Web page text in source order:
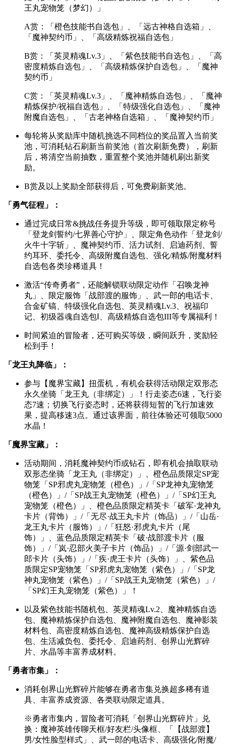
王丸宠物笼（梦幻）」
A赏：「橙色技能书自选包」、「远古神格自选箱」、
「魔神契约币」、「高级精炼祝福自选包」
B赏：「英灵精魂Lv.3」、「紫色技能书自选包」、「高
密度精炼自选包」、「高级精炼保护自选包」、「魔神
契约币」
C赏：「英灵精魂Lv.3」、「魔神精炼自选包」、「魔神
精炼保护/祝福自选包」、「特级强化自选包」、「魔神
附魔自选包」、「古老神格自选箱」、「魔神契约币」
每轮将从奖励库中随机挑选不同档位的奖品置入当前奖
池，可消耗钻石刷新当前奖池（首次刷新免费），刷新
后，将清空当前抽数，重置整个奖池并随机刷出新奖
励。
B赏及以上奖励全部获得后，可免费刷新奖池。
「勇气征程」：
通过完成日常&挑战任务提升等级，即可领取限定称号
「登龙剑誓约/七界善心守护」、限定角色动作「登龙剑/
火牛十字斩」、魔神契约币、活力试剂、启迪药剂、誓
约耳环、委托令、高级附魔自选包、强化/精炼/附魔材料
自选包各类珍稀道具！
激活“传奇勇者”，还能解锁联动限定动作「召唤龙神
丸」、限定服饰「战部渡的服饰」、武一郎的电话卡、
合金矿镐、特级强化自选包、英灵精魂Lv.3、祝福印
记、初级器魂自选包Ⅰ、高级精炼自选包III等专属福利！
时间紧迫的冒险者，还可购买等级，瞬间跃升，奖励轻
松到手！
「龙王丸降临」：
参与【魔界宝藏】扭蛋机，有机会获得活动限定双形态
永久坐骑「龙王丸（非绑定）」！行走姿态6速，飞行姿
态7速；切换飞行姿态时，还将获得短暂的飞行加速效
果，提高移速3点。通过该界面，前往体验还可领取5000
水晶！
「魔界宝藏」：
活动期间，消耗魔神契约币或钻石，即有机会抽取联动
双形态坐骑「龙王丸（非绑定）」、橙色品质限定SP宠
物笼「SP邪虎丸宠物笼（橙色）」/「SP龙神丸宠物笼
（橙色）」/「SP战王丸宠物笼（橙色）」/「SP幻王丸
宠物笼（橙色）」、橙色品质限定精英卡「破军·龙神丸
卡片（背饰）」/「无尽·战王丸卡片（饰品）」/「山岳·
龙王丸卡片（服饰）」/「狂怒·邪虎丸卡片（尾
饰）」、蓝色品质限定精英卡「破·战部渡卡片（服
饰）」/「岚·忍部火美子卡片（饰品）」/「源·剑部武一
郎卡片（头饰）」/「疾·虎王卡片（头饰）」、紫色品
质限定SP宠物笼「SP邪虎丸宠物笼（紫色）」/「SP龙
神丸宠物笼（紫色）」/「SP战王丸宠物笼（紫色）」/
「SP幻王丸宠物笼（紫色）」！
以及紫色技能书随机包、英灵精魂Lv.2、魔神精炼自选
包、魔神精炼保护自选包、魔神附魔自选包、魔神影装
材料包、高密度精炼自选包、魔神高级精炼保护自选
包、生活减负包、委托令、启迪药剂、创界山光辉碎
片、水晶等丰富养成材料。
「勇者市集」：
消耗创界山光辉碎片能够在勇者市集兑换超多稀有道
具、丰富养成资源、各类联动限定道具。
※勇者市集内，冒险者可消耗「创界山光辉碎片」兑
换：魔神英雄传聊天框/好友栏/头像框、「【战部渡】
男/女性脸型样式」、武一郎的电话卡、高级强化/附魔/